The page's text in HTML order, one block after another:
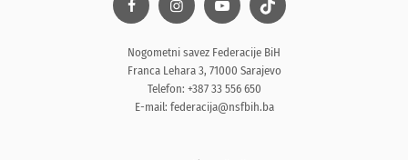
Nogometni savez Federacije BiH
Franca Lehara 3, 71000 Sarajevo
Telefon: +387 33 556 650
E-mail: federacija@nsfbih.ba